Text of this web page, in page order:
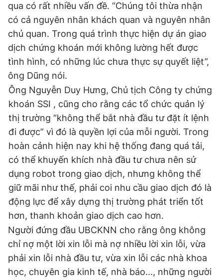
Đọc Thanh Niên trên điện thoại
Theo dõi báo trên
Hotline
0906 645 777
Liên hệ quảng cáo
0908 780 404
Đặt báo Quảng cáo RSS Tòa soạn Chính sách bảo
Tổng biên tập: Nguyễn Ngọc Toàn
Phó tổng biên tập thường trực: Hải Thành
Phó tổng biên tập: Lâm Hiếu Dũng
Phó tổng biên tập: Trần Việt Hưng
Tổng thư ký tòa soạn: Đức Trung
Giấy phép xuất bản số 110/GP - BTTTT cấp ngày 24.3.2020
© 2003-2026 Bản quyền thuộc về Báo Thanh Niên. Cấm sao
chép dưới mọi hình thức nếu không có sự chấp thuận bằng văn
bản. Phát triển bởi ePi Technologies, JSC.
qua có rất nhiều vấn đề. “Chúng tôi thừa nhận
có cả nguyên nhân khách quan và nguyên nhân
chủ quan. Trong quá trình thực hiện dự án giao
dịch chứng khoán mới không lường hết được
tình hình, có những lúc chưa thực sự quyết liệt”,
ông Dũng nói.
Ông Nguyễn Duy Hưng, Chủ tịch Công ty chứng
khoán SSI , cũng cho rằng các tổ chức quản lý
thị trường “không thể bắt nhà đầu tư đặt ít lệnh
đi được” vì đó là quyền lợi của mỗi người. Trong
hoàn cảnh hiện nay khi hệ thống đang quá tải,
có thể khuyến khích nhà đầu tư chưa nên sử
dụng robot trong giao dịch, nhưng không thể
giữ mãi như thế, phải coi nhu cầu giao dịch đó là
động lực để xây dựng thị trường phát triển tốt
hơn, thanh khoản giao dịch cao hơn.
Người đứng đầu UBCKNN cho rằng ông không
chỉ nợ một lời xin lỗi mà nợ nhiều lời xin lỗi, vừa
phải xin lỗi nhà đầu tư, vừa xin lỗi các nhà khoa
học, chuyên gia kinh tế, nhà báo..., những người